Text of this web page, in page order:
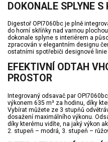
DOKONALE SPLYNE S
Digestoř OPI7060bc je plně
do horní skříňky nad varnou
dokonale splyne s interiérem a
zpracován v elegantním designu
ostatními spotřebiči designové linie
EFEKTIVNÍ ODTAH
PROSTOR
Integrovaný odsavač par
výkonem 635 m³ za hodinu, díky
Vybírat můžete ze 3 stupňů
dosažení maximálního výkonu.
díky kterému vidíte, na jaký výkon
2. stupeň – modrá, 3. stupeň –